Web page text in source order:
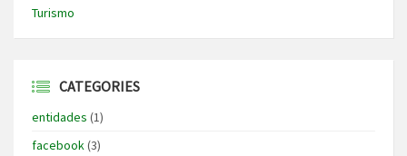
Turismo
CATEGORIES
entidades (1)
facebook(3)